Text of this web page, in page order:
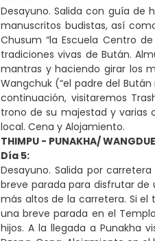
Desayuno. Salida con guía de
manuscritos budistas, así
Chusum “la Escuela Centro
tradiciones vivas de Bután.
mantras y haciendo girar los
Wangchuk (“el padre del
continuación, visitaremos
trono de su majestad y varias
local. Cena y Alojamiento.
THIMPU - PUNAKHA/ WANGDUE
Día 5:
Desayuno. Salida por
breve parada para disfrutar de
más altos de la carretera. Si el
una breve parada en el
hijos. A la llegada a Punakha